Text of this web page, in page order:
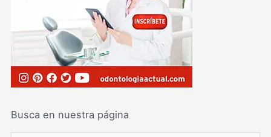
Busca en nuestra página